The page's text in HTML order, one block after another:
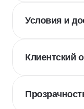
Условия и
Клиентский